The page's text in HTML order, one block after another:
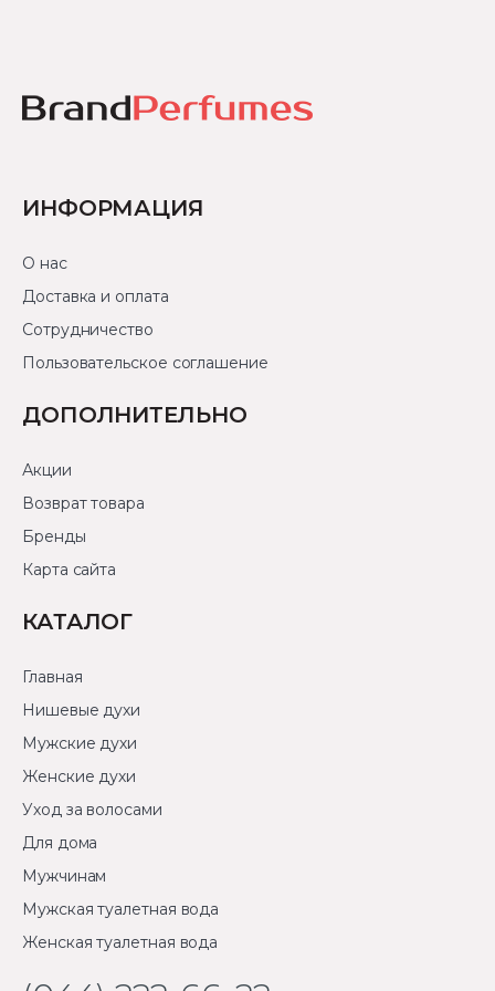
ИНФОРМАЦИЯ
О нас
Доставка и оплата
Сотрудничество
Пользовательское соглашение
ДОПОЛНИТЕЛЬНО
Акции
Возврат товара
Бренды
Карта сайта
КАТАЛОГ
Главная
Нишевые духи
Мужские духи
Женские духи
Уход за волосами
Для дома
Мужчинам
Мужская туалетная вода
Женская туалетная вода